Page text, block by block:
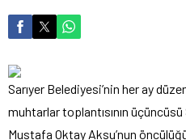
Sarıyer Belediyesi’nin her ay
muhtarlar toplantısının üçüncüsü
Mustafa Oktay Aksu’nun